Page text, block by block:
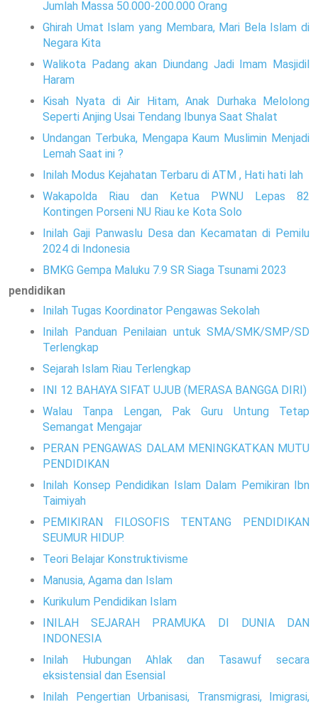
Jumlah Massa 50.000-200.000 Orang
Ghirah Umat Islam yang Membara, Mari Bela Islam di
Negara Kita
Walikota Padang akan Diundang Jadi Imam Masjidil
Haram
Kisah Nyata di Air Hitam, Anak Durhaka Melolong
Seperti Anjing Usai Tendang Ibunya Saat Shalat
Undangan Terbuka, Mengapa Kaum Muslimin Menjadi
Lemah Saat ini ?
Inilah Modus Kejahatan Terbaru di ATM , Hati hati lah
Wakapolda Riau dan Ketua PWNU Lepas 82
Kontingen Porseni NU Riau ke Kota Solo
Inilah Gaji Panwaslu Desa dan Kecamatan di Pemilu
2024 di Indonesia
BMKG Gempa Maluku 7.9 SR Siaga Tsunami 2023
pendidikan
Inilah Tugas Koordinator Pengawas Sekolah
Inilah Panduan Penilaian untuk SMA/SMK/SMP/SD
Terlengkap
Sejarah Islam Riau Terlengkap
INI 12 BAHAYA SIFAT UJUB (MERASA BANGGA DIRI)
Walau Tanpa Lengan, Pak Guru Untung Tetap
Semangat Mengajar
PERAN PENGAWAS DALAM MENINGKATKAN MUTU
PENDIDIKAN
Inilah Konsep Pendidikan Islam Dalam Pemikiran Ibn
Taimiyah
PEMIKIRAN FILOSOFIS TENTANG PENDIDIKAN
SEUMUR HIDUP.
Teori Belajar Konstruktivisme
Manusia, Agama dan Islam
Kurikulum Pendidikan Islam
INILAH SEJARAH PRAMUKA DI DUNIA DAN
INDONESIA
Inilah Hubungan Ahlak dan Tasawuf secara
eksistensial dan Esensial
Inilah Pengertian Urbanisasi, Transmigrasi, Imigrasi,